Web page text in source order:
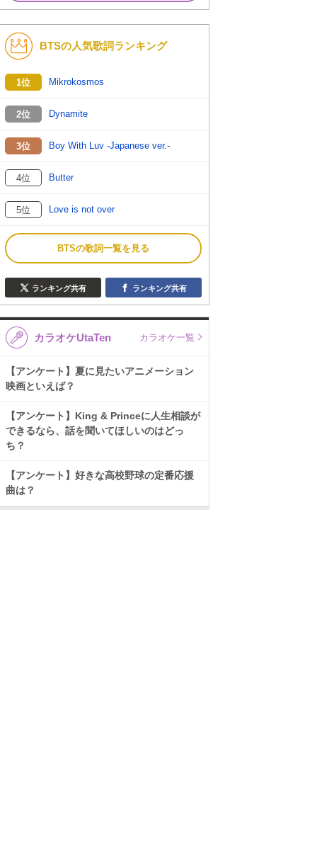
BTSの人気歌詞ランキング
1位 Mikrokosmos
2位 Dynamite
3位 Boy With Luv -Japanese ver.-
4位 Butter
5位 Love is not over
BTSの歌詞一覧を見る
ランキング共有 ランキング共有
カラオケUtaTen カラオケ一覧
【アンケート】夏に見たいアニメーション
映画といえば？
【アンケート】King & Princeに人生相談が
できるなら、話を聞いてほしいのはどっ
ち？
【アンケート】好きな高校野球の定番応援
曲は？